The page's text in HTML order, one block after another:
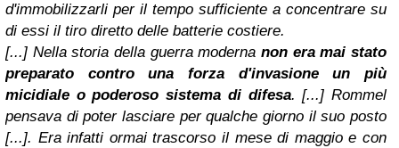
d'immobilizzarli per il tempo sufficiente a concentrare su
di essi il tiro diretto delle batterie costiere.
[...] Nella storia della guerra moderna non era mai stato
preparato contro una forza d'invasione un più
micidiale o poderoso sistema di difesa. [...] Rommel
pensava di poter lasciare per qualche giorno il suo posto
[...]. Era infatti ormai trascorso il mese di maggio e con